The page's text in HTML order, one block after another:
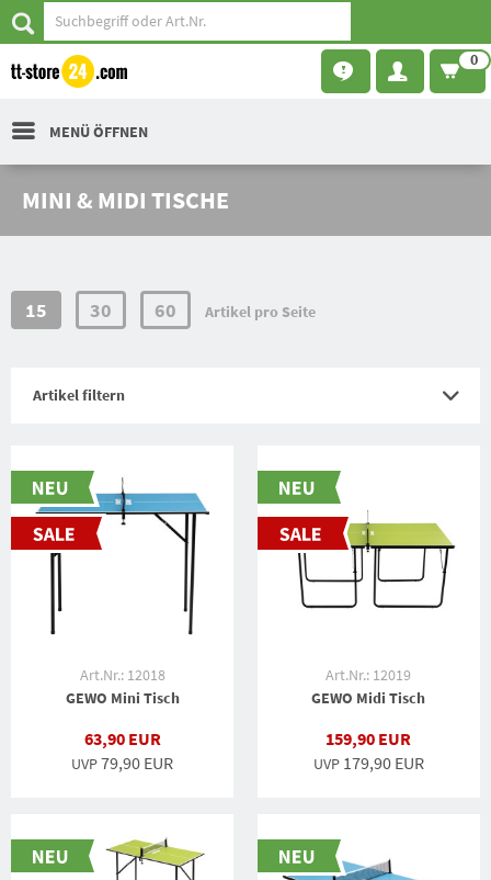
0
MENÜ ÖFFNEN
MINI & MIDI TISCHE
Artikel filtern
15 30 60 Artikel pro Seite
Art.Nr.: 12018
GEWO Mini Tisch
63,90 EUR
UVP79,90 EUR
Art.Nr.: 12019
GEWO Midi Tisch
159,90 EUR
UVP 179,90 EUR